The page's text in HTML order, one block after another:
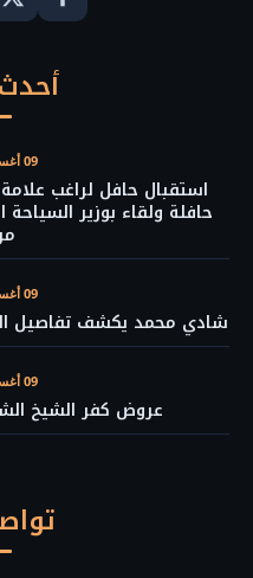
09 أغسطس 2026
حافلة ولقاء بوزير
09 أغسطس 2026
شادي محمد يكشف تفاصيل
09 أغسطس 2026
عروض كفر الشيخ